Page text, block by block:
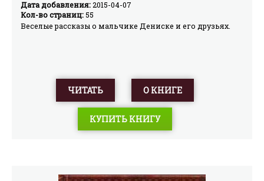
Дата добавления:2015-04-07
Кол-во страниц: 55
Веселые рассказы о мальчике Дениске и его друзьях.
ЧИТАТЬ О КНИГЕ
КУПИТЬ КНИГУ